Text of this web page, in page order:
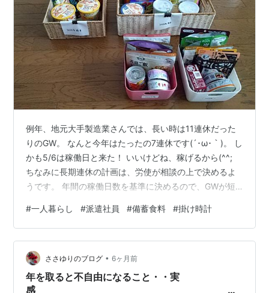
例年、地元大手製造業さんでは、長い時は11連休だった
りのGW。 なんと今年はたったの7連休です(´･ω･｀)。 し
かも5/6は稼働日と来た！ いいけどね、稼げるから(^^;
ちなみに長期連休の計画は、労使が相談の上で決めるよ
うです。 年間の稼働日数を基準に決めるので、GWが短
す。 今年はお天気にも恵まれなくて、やりたいと思って
いたダウンジャケット洗いも窓ガラス拭きも諦めまし
た。 その代わり、家の中で出来ることをしよう！ と言う
わけで、備蓄食料の保管方法を見直しました。 これまで
カロリーメイトだけ、缶詰だけ、パスタソースだけ･･･
と、カゴに分けてい…
#一人暮らし #派遣社員 #備蓄食料 #掛け時計
ささゆりのブログ • 6ヶ月前
年を取ると不自由になること・・実
感